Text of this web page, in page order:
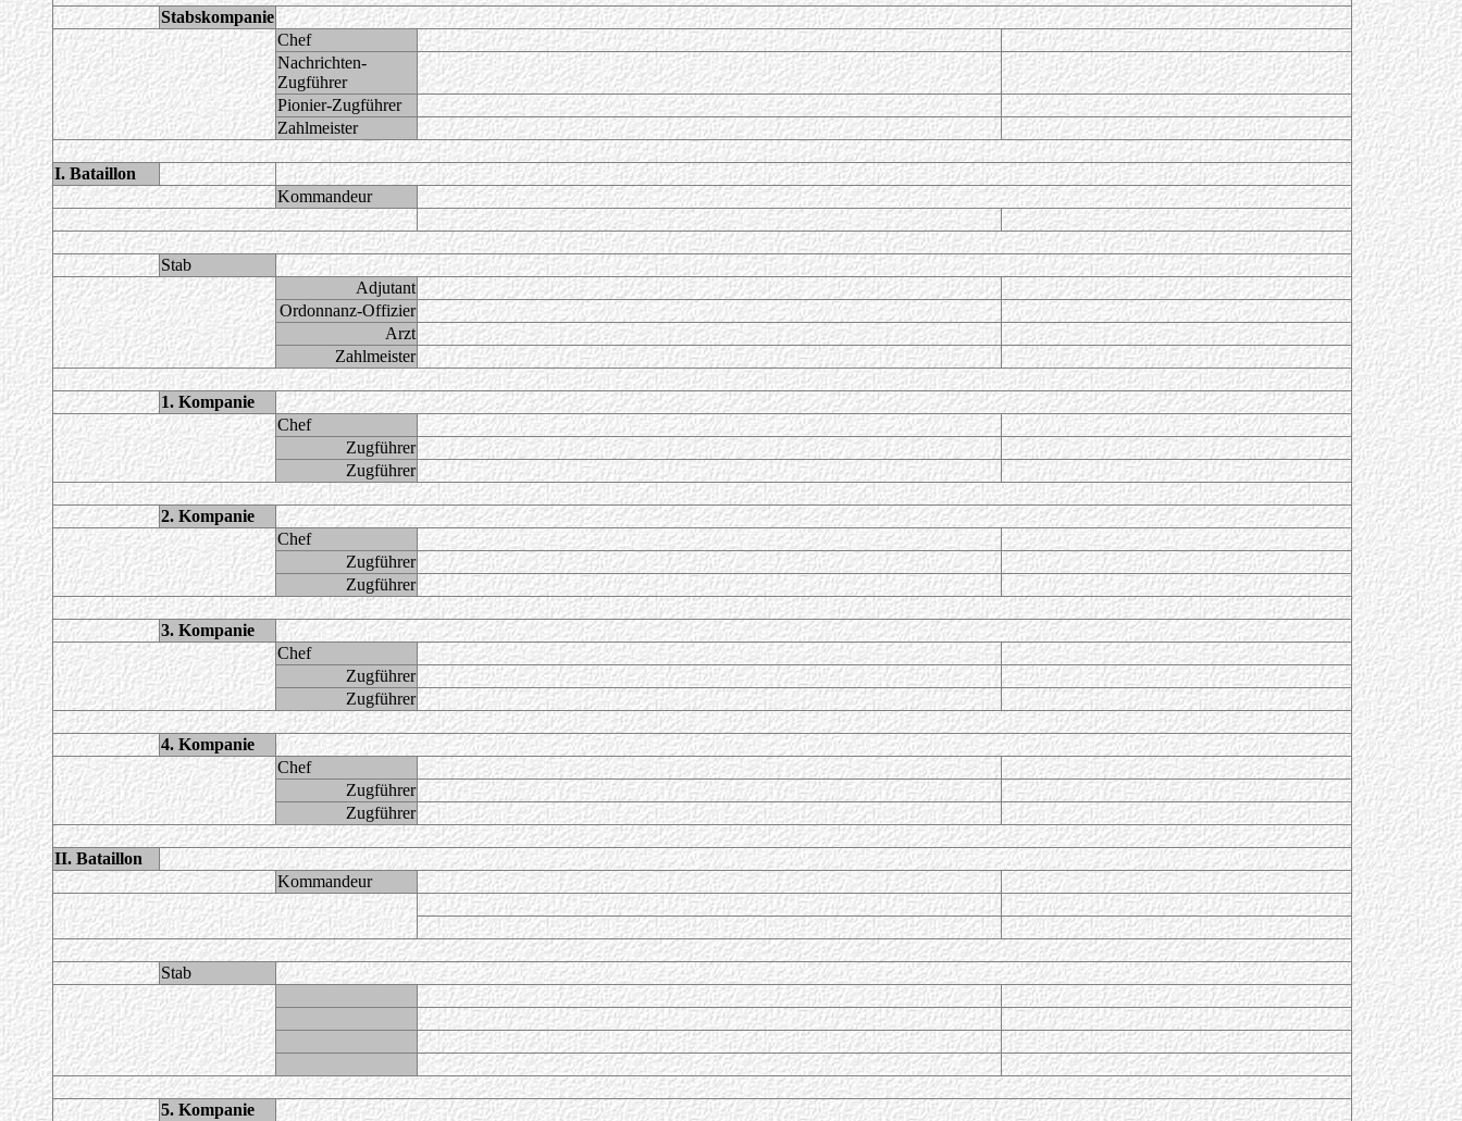
Stabskompanie
Chef
Nachrichten-
Zugführer
Pionier-Zugführer
Zahlmeister
I. Bataillon
Kommandeur
Stab
Adjutant
Ordonnanz-Offizier
Arzt
Zahlmeister
1. Kompanie
Chef
Zugführer
Zugführer
2. Kompanie
Chef
Zugführer
Zugführer
3. Kompanie
Chef
Zugführer
Zugführer
4. Kompanie
Chef
Zugführer
Zugführer
II. Bataillon
Kommandeur
Stab
5. Kompanie